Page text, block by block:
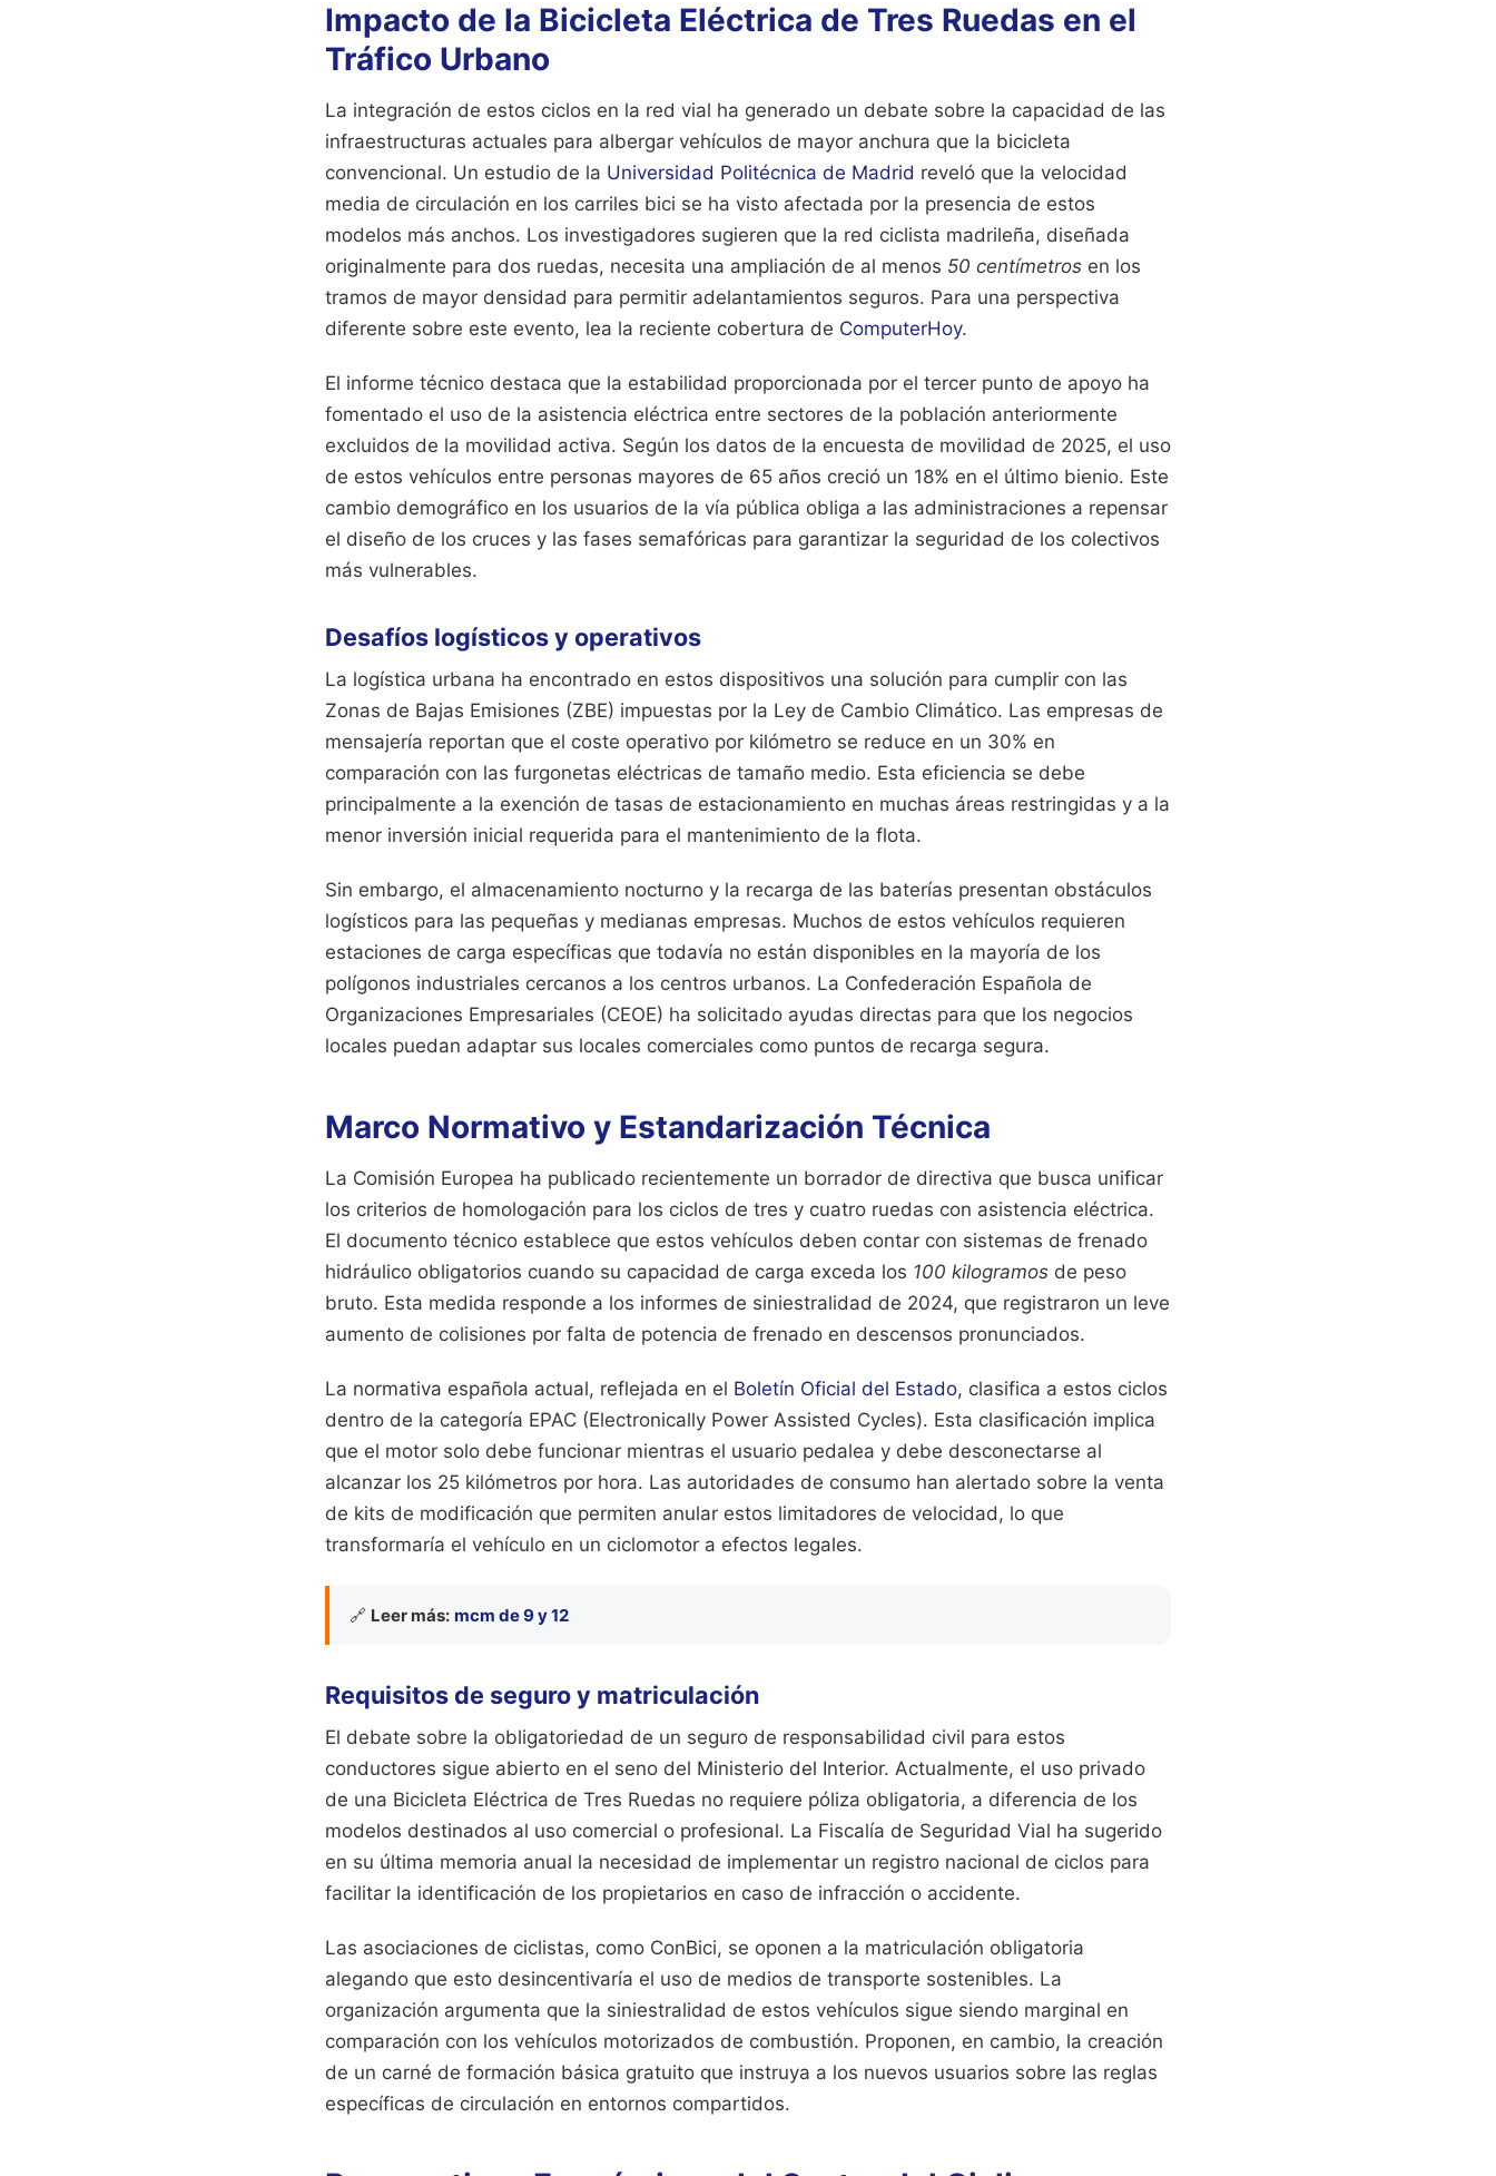
Impacto de la Bicicleta Eléctrica de Tres Ruedas en el
Tráfico Urbano
La integración de estos ciclos en la red vial ha generado un debate sobre la capacidad de las
infraestructuras actuales para albergar vehículos de mayor anchura que la bicicleta
convencional. Un estudio de la Universidad Politécnica de Madrid reveló que la velocidad
media de circulación en los carriles bici se ha visto afectada por la presencia de estos
modelos más anchos. Los investigadores sugieren que la red ciclista madrileña, diseñada
originalmente para dos ruedas, necesita una ampliación de al menos 50 centímetros en los
tramos de mayor densidad para permitir adelantamientos seguros. Para una perspectiva
diferente sobre este evento, lea la reciente cobertura de ComputerHoy.
El informe técnico destaca que la estabilidad proporcionada por el tercer punto de apoyo ha
fomentado el uso de la asistencia eléctrica entre sectores de la población anteriormente
excluidos de la movilidad activa. Según los datos de la encuesta de movilidad de 2025, el uso
de estos vehículos entre personas mayores de 65 años creció un 18% en el último bienio. Este
cambio demográfico en los usuarios de la vía pública obliga a las administraciones a repensar
el diseño de los cruces y las fases semafóricas para garantizar la seguridad de los colectivos
más vulnerables.
Desafíos logísticos y operativos
La logística urbana ha encontrado en estos dispositivos una solución para cumplir con las
Zonas de Bajas Emisiones (ZBE) impuestas por la Ley de Cambio Climático. Las empresas de
mensajería reportan que el coste operativo por kilómetro se reduce en un 30% en
comparación con las furgonetas eléctricas de tamaño medio. Esta eficiencia se debe
principalmente a la exención de tasas de estacionamiento en muchas áreas restringidas y a la
menor inversión inicial requerida para el mantenimiento de la flota.
Sin embargo, el almacenamiento nocturno y la recarga de las baterías presentan obstáculos
logísticos para las pequeñas y medianas empresas. Muchos de estos vehículos requieren
estaciones de carga específicas que todavía no están disponibles en la mayoría de los
polígonos industriales cercanos a los centros urbanos. La Confederación Española de
Organizaciones Empresariales (CEOE) ha solicitado ayudas directas para que los negocios
locales puedan adaptar sus locales comerciales como puntos de recarga segura.
Marco Normativo y Estandarización Técnica
La Comisión Europea ha publicado recientemente un borrador de directiva que busca unificar
los criterios de homologación para los ciclos de tres y cuatro ruedas con asistencia eléctrica.
El documento técnico establece que estos vehículos deben contar con sistemas de frenado
hidráulico obligatorios cuando su capacidad de carga exceda los 100 kilogramos de peso
bruto. Esta medida responde a los informes de siniestralidad de 2024, que registraron un leve
aumento de colisiones por falta de potencia de frenado en descensos pronunciados.
La normativa española actual, reflejada en el Boletín Oficial del Estado, clasifica a estos ciclos
dentro de la categoría EPAC (Electronically Power Assisted Cycles). Esta clasificación implica
que el motor solo debe funcionar mientras el usuario pedalea y debe desconectarse al
alcanzar los 25 kilómetros por hora. Las autoridades de consumo han alertado sobre la venta
de kits de modificación que permiten anular estos limitadores de velocidad, lo que
transformaría el vehículo en un ciclomotor a efectos legales.
🔗 Leer más: mcm de 9 y 12
Requisitos de seguro y matriculación
El debate sobre la obligatoriedad de un seguro de responsabilidad civil para estos
conductores sigue abierto en el seno del Ministerio del Interior. Actualmente, el uso privado
de una Bicicleta Eléctrica de Tres Ruedas no requiere póliza obligatoria, a diferencia de los
modelos destinados al uso comercial o profesional. La Fiscalía de Seguridad Vial ha sugerido
en su última memoria anual la necesidad de implementar un registro nacional de ciclos para
facilitar la identificación de los propietarios en caso de infracción o accidente.
Las asociaciones de ciclistas, como ConBici, se oponen a la matriculación obligatoria
alegando que esto desincentivaría el uso de medios de transporte sostenibles. La
organización argumenta que la siniestralidad de estos vehículos sigue siendo marginal en
comparación con los vehículos motorizados de combustión. Proponen, en cambio, la creación
de un carné de formación básica gratuito que instruya a los nuevos usuarios sobre las reglas
específicas de circulación en entornos compartidos.